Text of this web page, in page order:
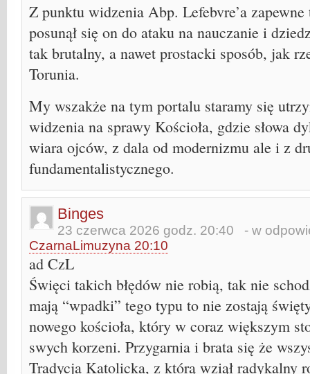
Z punktu widzenia Abp. Lefebvre’a
posunął się on do ataku na nauczanie i
tak brutalny, a nawet prostacki sposób, jak
Torunia.
My wszakże na tym portalu staramy się
widzenia na sprawy Kościoła, gdzie słowa
wiara ojców, z dala od modernizmu ale i z
fundamentalistycznego.
Binges
23 czerwca 2026 godz. 20:40 - w
CzarnaLimuzyna 20:10
ad CzL
Święci takich błędów nie robią, tak nie
mają “wpadki” tego typu to nie zostają
nowego kościoła, który w coraz większym
swych korzeni. Przygarnia i brata się że
Tradycja Katolicka, z którą wziął radykalny